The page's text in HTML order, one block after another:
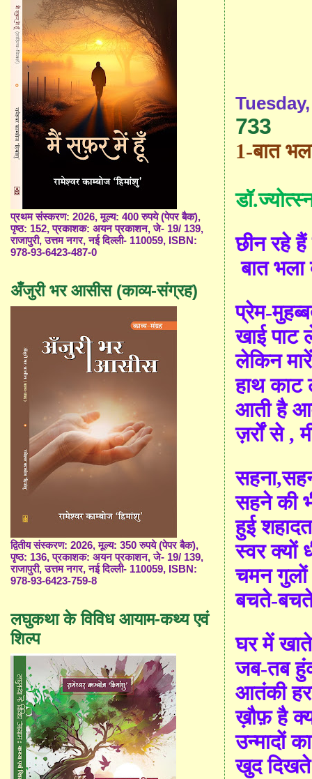
733
1-बात
छीन रहे
बात
प्रेम-
खाई पाट
लेकिन
हाथ काट
आती है
ज़र्रों से ,
सहना,
सहने की
हुई
स्वर क्यों
चमन
बचते-बचते
घर में
जब-तब
आतंकी
ख़ौफ़ है
उन्मादों
खुद दिखते
प्रथम संस्करण: 2026, मूल्य: 400 रुपये (पेपर बैक),
पृष्ठ: 152, प्रकाशक: अयन प्रकाशन, जे- 19/ 139,
राजापुरी, उत्तम नगर, नई दिल्ली- 110059, ISBN:
978-93-6423-487-0
अँजुरी भर आसीस (काव्य-संग्रह)
द्वितीय संस्करण: 2026, मूल्य: 350 रुपये (पेपर बैक),
पृष्ठ: 136, प्रकाशक: अयन प्रकाशन, जे- 19/ 139,
राजापुरी, उत्तम नगर, नई दिल्ली- 110059, ISBN:
978-93-6423-759-8
लघुकथा के विविध आयाम-कथ्य एवं
शिल्प